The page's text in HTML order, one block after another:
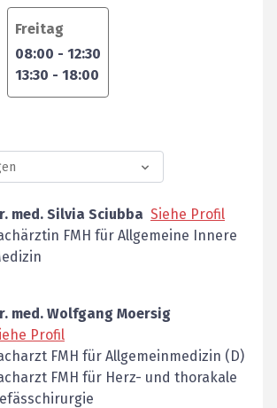
Freitag
08:00 - 12:30
13:30 - 18:00
med. Silvia Sciubba Siehe Profil
FMH für Allgemeine Innere
med. Wolfgang Moersig
Profil
FMH für Allgemeinmedizin (D)
FMH für Herz- und thorakale